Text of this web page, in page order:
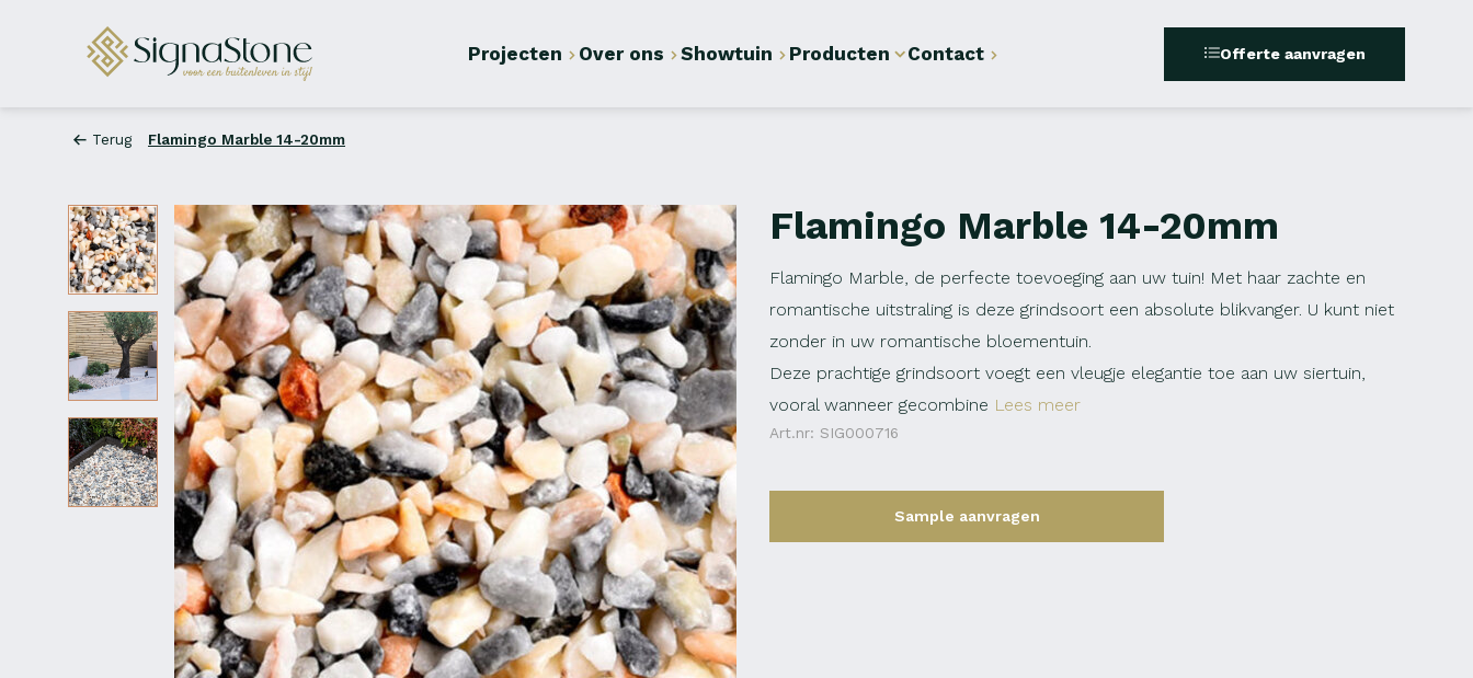
Projecten Over ons Showtuin Producten Contact Offerte aanvragen
Terug Flamingo Marble 14-20mm
Flamingo Marble 14-20mm
Flamingo Marble, de perfecte toevoeging aan uw tuin! Met haar zachte en
romantische uitstraling is deze grindsoort een absolute blikvanger. U kunt niet
zonder in uw romantische bloementuin.
Deze prachtige grindsoort voegt een vleugje elegantie toe aan uw siertuin,
vooral wanneer gecombine Lees meer
Art.nr: SIG000716
Sample aanvragen